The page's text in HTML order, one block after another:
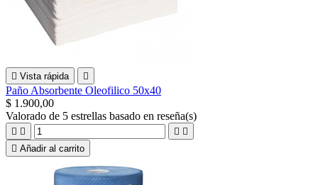
 Vista rápida 
Paño Absorbente Oleofilico 50x40
$ 1.900,00
Valorado de 5 estrellas basado en reseña(s)
   
 Añadir al carrito